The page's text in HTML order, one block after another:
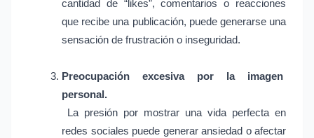
cantidad de “likes”, comentarios o reacciones
que recibe una publicación, puede generarse una
sensación de frustración o inseguridad.
Preocupación excesiva por la imagen
personal.
redes sociales puede generar ansiedad o afectar